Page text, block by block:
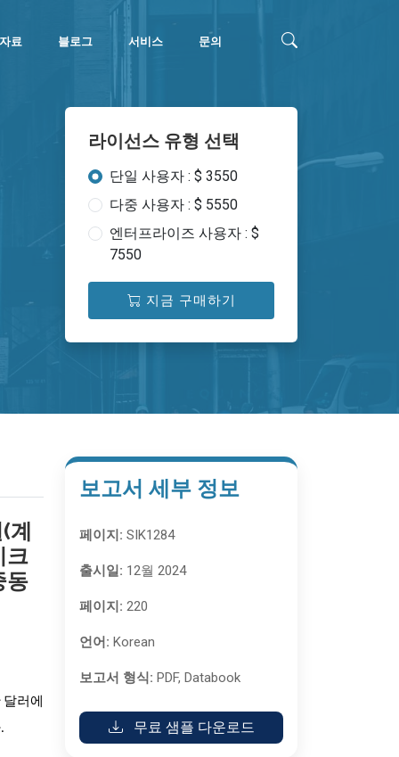
료 블로그 서비스 문의
라이선스 유형 선택
단일 사용자 : $ 3550
다중 사용자 : $ 5550
엔터프라이즈 사용자 : $
7550
지금 구매하기
계
크
동
러에
보고서 세부 정보
페이지: SIK1284
출시일: 12월 2024
페이지: 220
언어: Korean
보고서 형식: PDF, Databook
무료 샘플 다운로드